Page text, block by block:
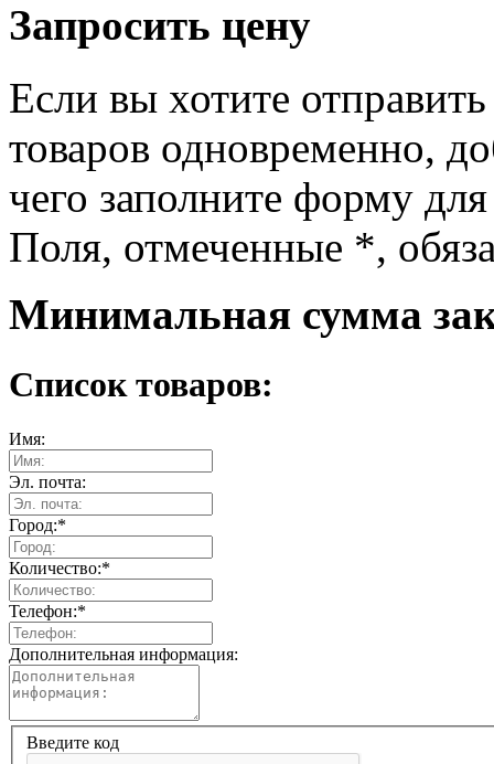
Запросить цену
Если вы хотите
товаров одновременно,
чего заполните форму
Поля, отмеченные *,
Минимальная сумма
Список товаров:
Имя:
Эл. почта:
Город:*
Количество:*
Телефон:*
Дополнительная информация:
Введите код